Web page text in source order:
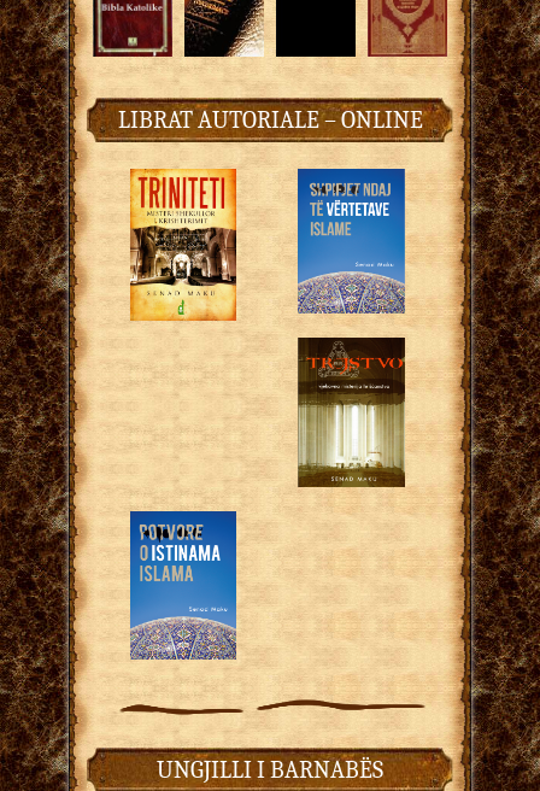
LIBRAT AUTORIALE – ONLINE
UNGJILLI I BARNABËS